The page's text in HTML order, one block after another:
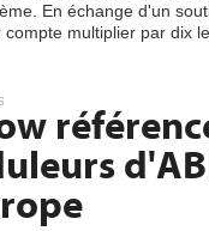
En échange d'un
compte multiplier par dix le